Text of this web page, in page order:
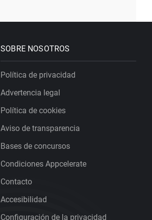
SOBRE NOSOTROS
Política de privacidad
Advertencia legal
Política de cookies
Aviso de transparencia
Bases de concursos
Condiciones Appcelerate
Contacto
Accesibilidad
Configuración de la privacidad